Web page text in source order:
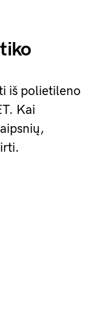
iš polietileno
Kai